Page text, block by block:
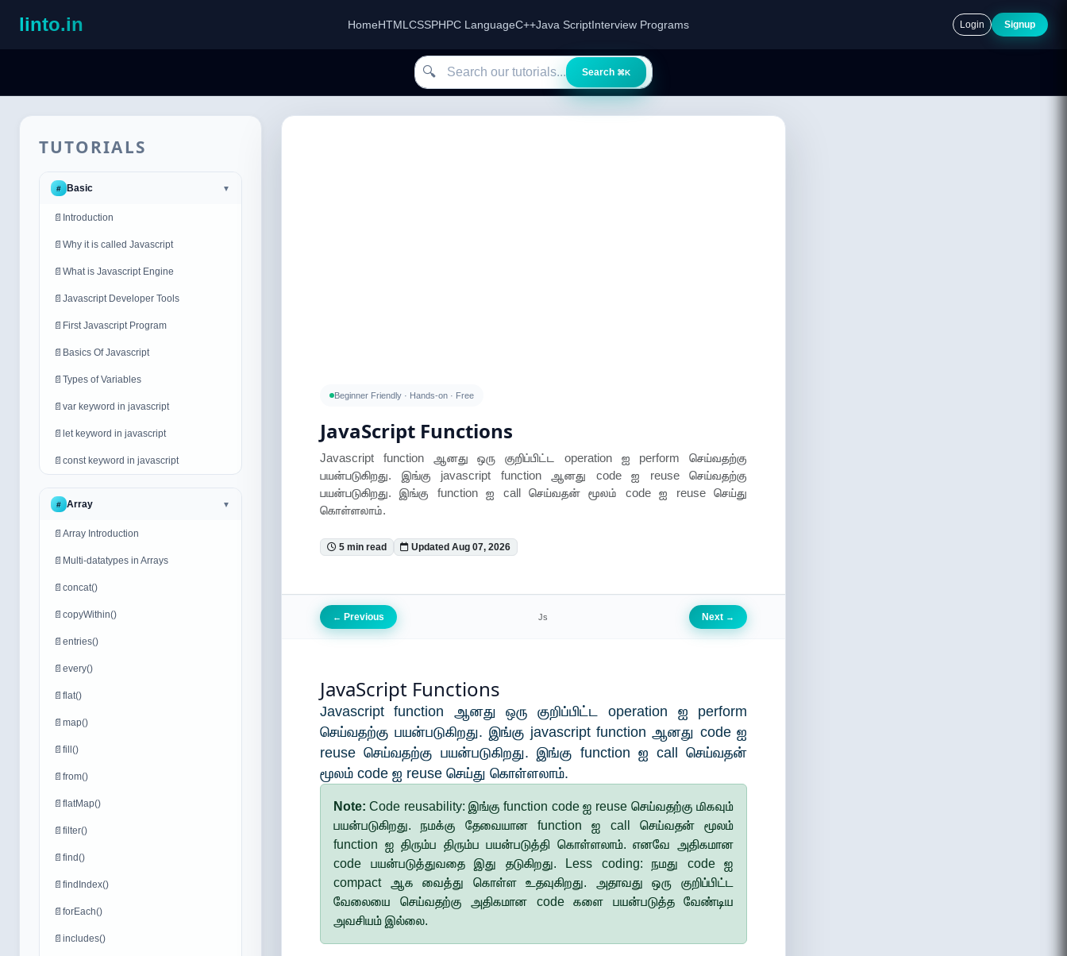
linto.in HomeHTML CSSPHPC LanguageC++Java ScriptInterview Programs Login Signup
Search our tutorials
🔍 Search ⌘K
TUTORIALS
# Basic ▼
📄 Introduction
📄 Why it is called Javascript
📄 What is Javascript Engine
📄 Javascript Developer Tools
📄 First Javascript Program
📄 Basics Of Javascript
📄 Types of Variables
📄 var keyword in javascript
📄 let keyword in javascript
📄 const keyword in javascript
# Array ▼
📄 Array Introduction
📄 Multi-datatypes in Arrays
📄 concat()
📄 copyWithin()
📄 entries()
📄 every()
📄 flat()
📄 map()
📄 fill()
📄 from()
📄 flatMap()
📄 filter()
📄 find()
📄 findIndex()
📄 forEach()
📄 includes()
Beginner Friendly · Hands-on · Free
JavaScript Functions
Javascript function ஆனது ஒரு குறிப்பிட்ட operation ஐ perform செய்வதற்கு
பயன்படுகிறது. இங்கு javascript function ஆனது code ஐ reuse செய்வதற்கு
பயன்படுகிறது. இங்கு function ஐ call செய்வதன் மூலம் code ஐ reuse செய்து
கொள்ளலாம்.
5 min read Updated Aug 07, 2026
← Previous Js Next →
JavaScript Functions
Javascript function ஆனது ஒரு குறிப்பிட்ட operation ஐ perform
செய்வதற்கு பயன்படுகிறது. இங்கு javascript function ஆனது code ஐ
reuse செய்வதற்கு பயன்படுகிறது. இங்கு function ஐ call செய்வதன்
மூலம் code ஐ reuse செய்து கொள்ளலாம்.
Note:Code reusability: இங்கு function code ஐ reuse செய்வதற்கு மிகவும்
பயன்படுகிறது. நமக்கு தேவையான function ஐ call செய்வதன் மூலம்
function ஐ திரும்ப திரும்ப பயன்படுத்தி கொள்ளலாம். எனவே அதிகமான
code பயன்படுத்துவதை இது தடுகிறது. Less coding: நமது code ஐ
compact ஆக வைத்து கொள்ள உதவுகிறது. அதாவது ஒரு குறிப்பிட்ட
வேலையை செய்வதற்கு அதிகமான code களை பயன்படுத்த வேண்டிய
அவசியம் இல்லை.